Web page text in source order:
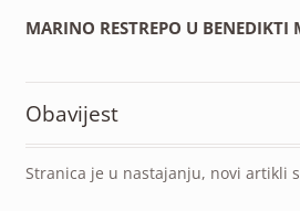
MARINO RESTREPO U BENEDIKTI
Obavijest
Stranica je u nastajanju, novi artikli